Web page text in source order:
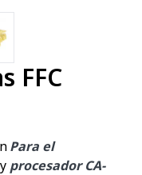
FFC
Para el
procesador CA-